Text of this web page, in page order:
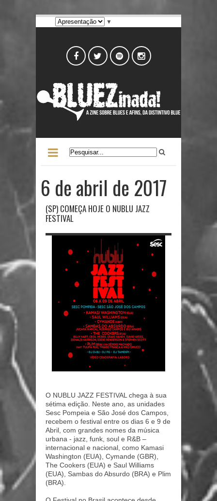
▼
6 de abril de 2017
(SP) COMEÇA HOJE O NUBLU JAZZ
FESTIVAL
O NUBLU JAZZ FESTIVAL chega à sua
sétima edição. Neste ano, as unidades
Sesc Pompeia e São José dos Campos,
recebem o festival entre os dias 6 e 9 de
Abril, com grandes nomes da música
urbana - jazz, funk, soul e R&B –
internacional e nacional, como Kamasi
Washington (EUA), Cymande (GBR),
The Cookers (EUA) e Saul Williams
(EUA), Sambas do Absurdo (BRA) e Plim
(BRA).